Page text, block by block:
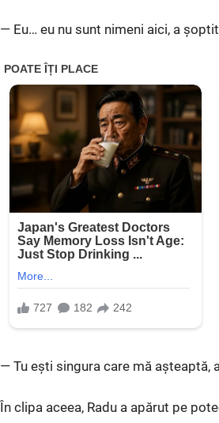
— Eu… eu nu sunt nimeni aici, a
— Tu ești singura care mă așteaptă,
În clipa aceea, Radu a apărut pe